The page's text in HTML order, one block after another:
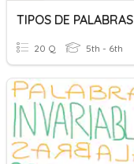
TIPOS DE PALABRAS
20 Q 5th - 6th